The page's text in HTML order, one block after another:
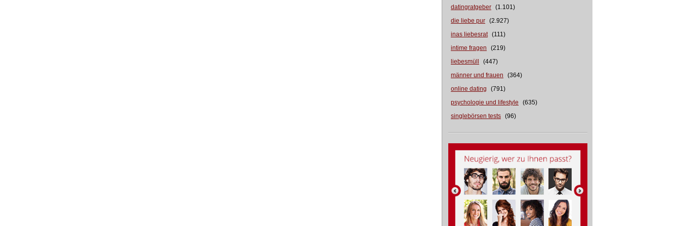
datingratgeber (1.101)
die liebe pur (2.927)
inas liebesrat (111)
intime fragen
(219)
liebesmüll
(447)
männer und frauen
(364)
online dating
(791)
psychologie und lifestyle
(635)
singlebörsen tests (96)